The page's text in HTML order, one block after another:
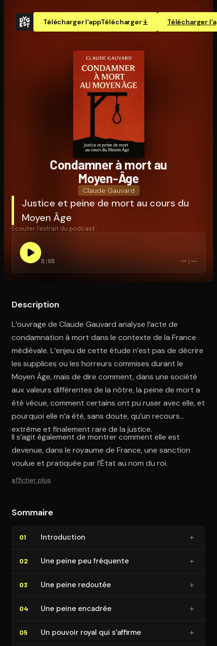
Télécharger l'appTélécharger Télécharger
Ouvre l'app Appareil photo, pointe sur le code. C'est gratuit à
Condamner à mort au
Moyen-Âge
Claude Gauvard
Justice et peine de mort au cours du
Moyen Âge
Écouter l'extrait du podcast :
0:00 --:--
Description
L’ouvrage de Claude Gauvard analyse l’acte de
condamnation à mort dans le contexte de la France
médiévale. L’enjeu de cette étude n’est pas de décrire
les supplices ou les horreurs commises durant le
Moyen Âge, mais de dire comment, dans une société
aux valeurs différentes de la nôtre, la peine de mort a
été vécue, comment certains ont pu ruser avec elle, et
pourquoi elle n’a été, sans doute, qu’un recours
extrême et finalement rare de la justice.
Il s’agit également de montrer comment elle est
devenue, dans le royaume de France, une sanction
voulue et pratiquée par l’État au nom du roi.
afficher plus
Sommaire
01 In­tro­duc­tion +
02 Une peine peu fréquente +
03 Une peine redoutée +
04 Une peine encadrée +
05 Un pouvoir royal qui s’affirme +